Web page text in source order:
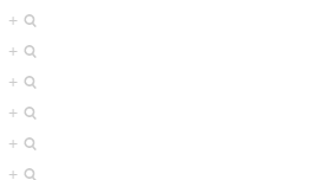
+
+
+
+
+
+